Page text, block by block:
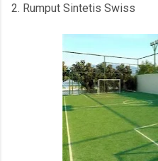
2. Rumput Sintetis Swiss